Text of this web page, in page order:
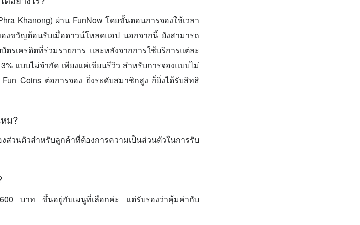
Khanong) ผ่าน FunNow โดยขั้นตอนการจองใช้เวลา
งขวัญต้อนรับเมื่อดาวน์โหลดแอป นอกจากนี้ ยังสามารถ
ตรเครดิตที่ร่วมรายการ และหลังจากการใช้บริการแต่ละ
แบบไม่จำกัด เพียงแค่เขียนรีวิว สำหรับการจองแบบไม่
Coins ต่อการจอง ยิ่งระดับสมาชิกสูง ก็ยิ่งได้รับสิทธิ
ม?
วนตัวสำหรับลูกค้าที่ต้องการความเป็นส่วนตัวในการรับ
บาท ขึ้นอยู่กับเมนูที่เลือกค่ะ แต่รับรองว่าคุ้มค่ากับ